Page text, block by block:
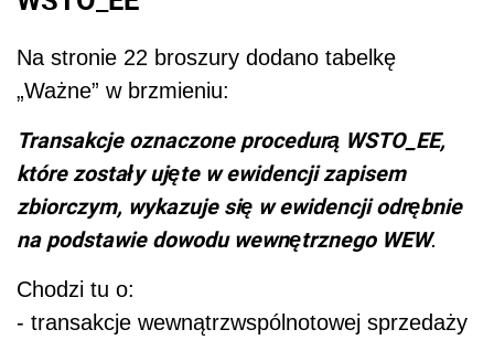
Na stronie 22 broszury dodano tabelkę
„Ważne” w brzmieniu:
Transakcje oznaczone procedurą WSTO_EE,
które zostały ujęte w ewidencji zapisem
zbiorczym, wykazuje się w ewidencji odrębnie
na podstawie dowodu wewnętrznego WEW.
Chodzi tu o:
- transakcje wewnątrzwspólnotowej sprzedaży